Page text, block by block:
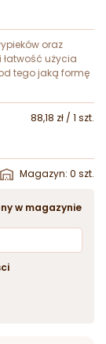
oraz
użycia
tego jaką formę
88,18 zł / 1 szt.
Magazyn: 0 szt.
w magazynie